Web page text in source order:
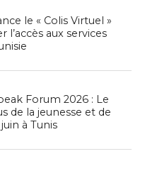
le « Colis Virtuel »
l’accès aux services
Forum 2026 : Le
de la jeunesse et de
à Tunis